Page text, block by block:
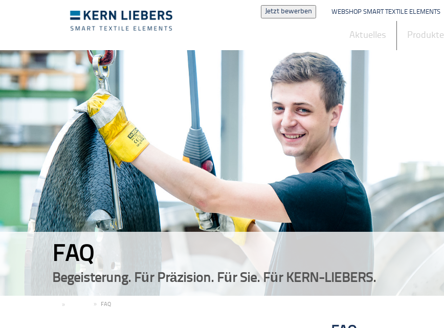
Jetzt bewerben WEBSHOP SMART TEXTILE ELEMENTS
Aktuelles Produkte
FAQ
Begeisterung. Für Präzision. Für Sie. Für KERN-LIEBERS.
FAQ